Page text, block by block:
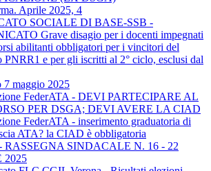
Aprile 2025, 4
SOCIALE DI BASE-SSB -
Grave disagio per i docenti impegnati
abilitanti obbligatori per i vincitori del
PNRR1 e per gli iscritti al 2° ciclo, esclusi dal
7 maggio 2025
FederATA - DEVI PARTECIPARE AL
PER DSGA; DEVI AVERE LA CIAD
FederATA - inserimento graduatoria di
ATA? la CIAD è obbligatoria
RASSEGNA SINDACALE N. 16 - 22
2025